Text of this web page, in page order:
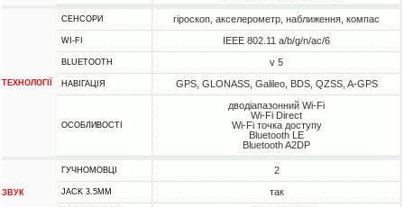
ТЕХНОЛОГІЇ
СЕНСОРИ гіроскоп, акселерометр, наближення, компас
WI-FI IEEE 802.11 a/b/g/n/ac/6
BLUETOOTH v 5
НАВІГАЦІЯ GPS, GLONASS, Galileo, BDS, QZSS, A-GPS
ОСОБЛИВОСТІ
дводіапазонний Wi-Fi
Wi-Fi Direct
Wi-Fi точка доступу
Bluetooth LE
Bluetooth A2DP
ЗВУК
ГУЧНОМОВЦІ 2
JACK 3.5MM так